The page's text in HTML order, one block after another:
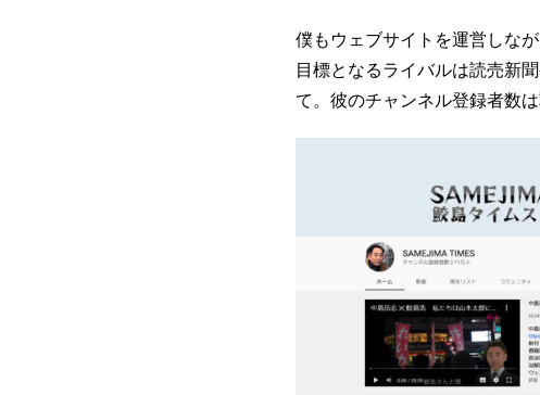
僕もウェブサイトを運営しな
目標となるライバルは読売新
て。彼のチャンネル登録者数